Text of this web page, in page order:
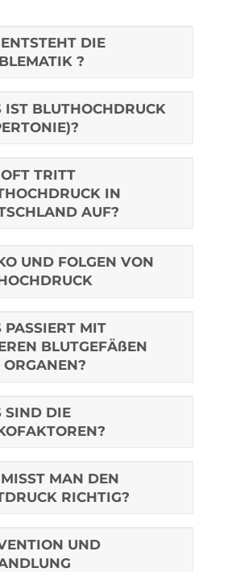
DIE
?
IST BLUTHOCHDRUCK
TRITT
IN
AUF?
UND FOLGEN VON
PASSIERT MIT
BLUTGEFÄßEN
ORGANEN?
SIND DIE
MAN DEN
RICHTIG?
UND